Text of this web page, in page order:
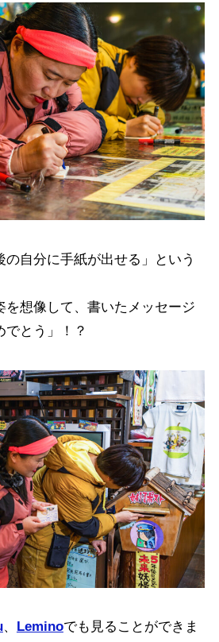
自分に手紙が出せる」という
を想像して、書いたメッセージ
でとう」！？
、 Leminoでも見ることができま